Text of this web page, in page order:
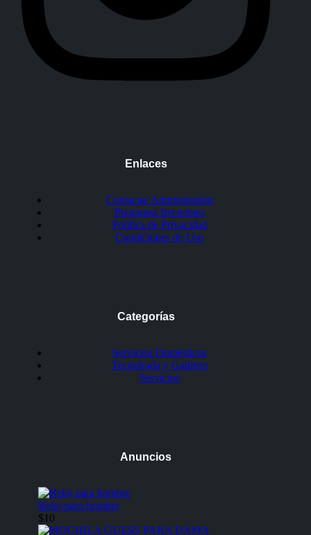
Enlaces
Contactar Administrador
Preguntas frecuentes
Política de Privacidad
Condiciones de Uso
Categorías
Servicios Domésticos
Tecnología y Gadgets
Servicios
Anuncios
Reloj para hombre
$10